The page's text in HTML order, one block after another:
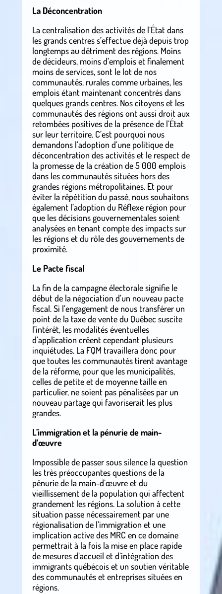
La Déconcentration
La centralisation des activités de l’État dans
les grands centres s’effectue déjà depuis trop
longtemps au détriment des régions. Moins
de décideurs, moins d’emplois et finalement
moins de services, sont le lot de nos
communautés, rurales comme urbaines, les
emplois étant maintenant concentrés dans
quelques grands centres. Nos citoyens et les
communautés des régions ont aussi droit aux
retombées positives de la présence de l’État
sur leur territoire. C’est pourquoi nous
demandons l’adoption d’une politique de
déconcentration des activités et le respect de
la promesse de la création de 5 000 emplois
dans les communautés situées hors des
grandes régions métropolitaines. Et pour
éviter la répétition du passé, nous souhaitons
également l’adoption du Réflexe région pour
que les décisions gouvernementales soient
analysées en tenant compte des impacts sur
les régions et du rôle des gouvernements de
proximité.
Le Pacte fiscal
La fin de la campagne électorale signifie le
début de la négociation d’un nouveau pacte
fiscal. Si l’engagement de nous transférer un
point de la taxe de vente du Québec suscite
l’intérêt, les modalités éventuelles
d’application créent cependant plusieurs
inquiétudes. La FQM travaillera donc pour
que toutes les communautés tirent avantage
de la réforme, pour que les municipalités,
celles de petite et de moyenne taille en
particulier, ne soient pas pénalisées par un
nouveau partage qui favoriserait les plus
grandes.
L’immigration et la pénurie de main-
d’œuvre
Impossible de passer sous silence la question
les très préoccupantes questions de la
pénurie de la main-d’œuvre et du
vieillissement de la population qui affectent
grandement les régions. La solution à cette
situation passe nécessairement par une
régionalisation de l’immigration et une
implication active des MRC en ce domaine
permettrait à la fois la mise en place rapide
de mesures d’accueil et d’intégration des
immigrants québécois et un soutien véritable
des communautés et entreprises situées en
régions.